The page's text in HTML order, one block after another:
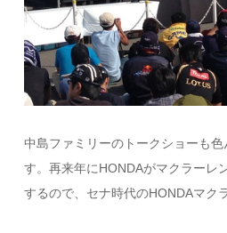
中島ファミリーのトークショーも
す。再来年にHONDAがマクラーレ
するので、セナ時代のHONDAマク